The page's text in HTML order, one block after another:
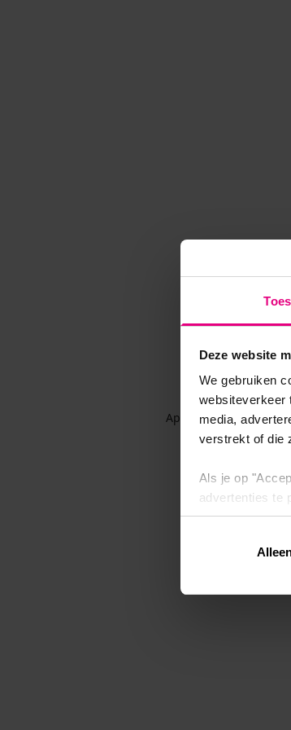
Deze website
We gebruiken
websiteverkeer
media,
verstrekt of die
Als je op
advertenties te
Via "Cookie
intrekken op
Application error: a